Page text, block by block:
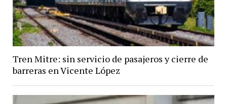
Tren Mitre: sin servicio de pasajeros y cierre de
barreras en Vicente López